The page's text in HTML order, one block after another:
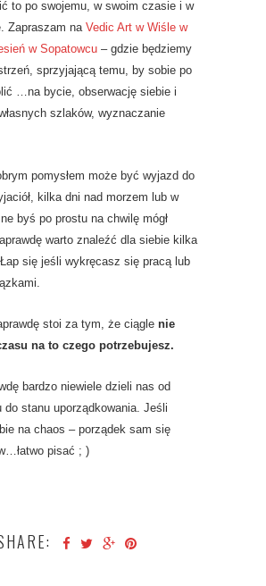
to po swojemu, w swoim czasie i w
Zapraszam na Vedic Art w Wiśle w
w Sopatowcu – gdzie będziemy
sprzyjającą temu, by sobie po
…na bycie, obserwację siebie i
szlaków, wyznaczanie
pomysłem może być wyjazd do
kilka dni nad morzem lub w
byś po prostu na chwilę mógł
warto znaleźć dla siebie kilka
się jeśli wykręcasz się pracą lub
stoi za tym, że ciągle nie
na to czego potrzebujesz.
bardzo niewiele dzieli nas od
do stanu uporządkowania. Jeśli
na chaos – porządek sam się
pisać ; )